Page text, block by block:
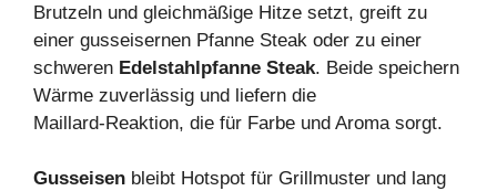
Brutzeln und gleichmäßige Hitze setzt, greift zu
einer gusseisernen Pfanne Steak oder zu einer
schweren Edelstahlpfanne Steak. Beide speichern
Wärme zuverlässig und liefern die
Maillard‑Reaktion, die für Farbe und Aroma sorgt.
Gusseisen bleibt Hotspot für Grillmuster und lang